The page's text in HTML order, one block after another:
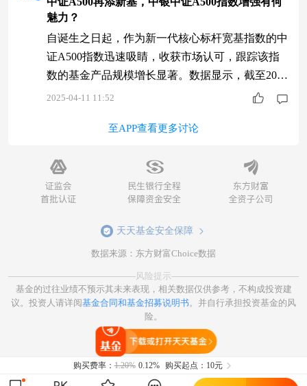
型升级趋势。中证A500指数更注重细分行业龙
头，符合长期经济增长趋势，并引入ESG筛
魅力？
自诞生之日起，作为新一代核心标杆宽基指数的中
证A500指数迅速吸睛，收获市场认可，跟踪该指
数的基金产品规模增长显著。数据显示，截至2024
年末，与中证A500指数挂钩的基金规模合计超270
前市场背景下，聚焦核心资产的中证A500优势或
基金顺势而为，推出中银中证A500指数增强基金
（A类：0236
2025-04-11 11:52
至APP查看更多讨论
天天基金安全保障
数据来源：东方财富Choice数据
风险提示
基金的过往业绩不预示其未来表现，相关数据仅供参考，不构成投资建
议。投资人请详阅基金合同和基金招募说明书。并自行承担投资基金的风
险。
购买费率：1.20% 0.12% 购买起点：10元
打开天天基金